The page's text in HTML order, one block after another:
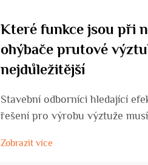
Které funkce jsou při
ohýbače prutové
nejdůležitější
Stavební odborníci hledající
řešení pro výrobu výztuže
strojů pečlivě posoudit
Zobrazit více